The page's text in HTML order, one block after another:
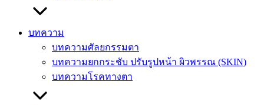
บทความ
บทความศัลยกรรมตา
บทความยกกระชับ ปรับรูปหน้า ผิวพรรณ (SKIN)
บทความโรคทางตา